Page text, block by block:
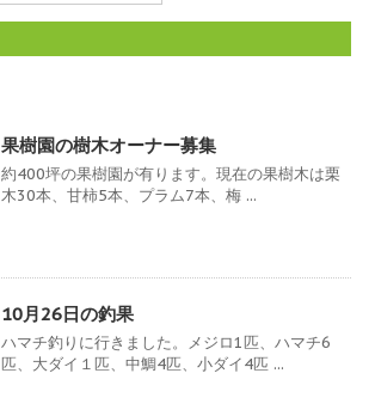
果樹園の樹木オーナー募集
約400坪の果樹園が有ります。現在の果樹木は栗
木30本、甘柿5本、プラム7本、梅 ...
10月26日の釣果
ハマチ釣りに行きました。メジロ1匹、ハマチ6
匹、大ダイ１匹、中鯛4匹、小ダイ4匹 ...